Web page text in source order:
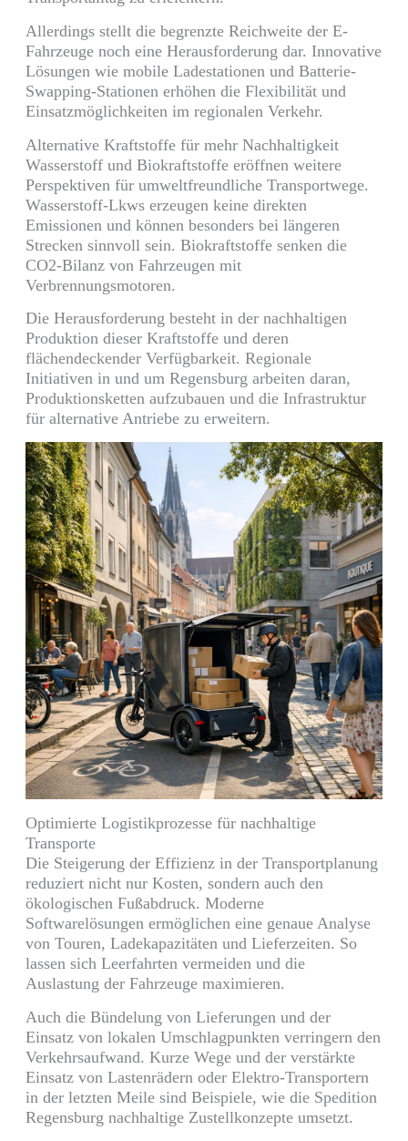
Allerdings stellt die begrenzte Reichweite der E-
Fahrzeuge noch eine Herausforderung dar. Innovative
Lösungen wie mobile Ladestationen und Batterie-
Swapping-Stationen erhöhen die Flexibilität und
Einsatzmöglichkeiten im regionalen Verkehr.
Alternative Kraftstoffe für mehr Nachhaltigkeit
Wasserstoff und Biokraftstoffe eröffnen weitere
Perspektiven für umweltfreundliche Transportwege.
Wasserstoff-Lkws erzeugen keine direkten
Emissionen und können besonders bei längeren
Strecken sinnvoll sein. Biokraftstoffe senken die
CO2-Bilanz von Fahrzeugen mit
Verbrennungsmotoren.
Die Herausforderung besteht in der nachhaltigen
Produktion dieser Kraftstoffe und deren
flächendeckender Verfügbarkeit. Regionale
Initiativen in und um Regensburg arbeiten daran,
Produktionsketten aufzubauen und die Infrastruktur
für alternative Antriebe zu erweitern.
Optimierte Logistikprozesse für nachhaltige
Transporte
Die Steigerung der Effizienz in der Transportplanung
reduziert nicht nur Kosten, sondern auch den
ökologischen Fußabdruck. Moderne
Softwarelösungen ermöglichen eine genaue Analyse
von Touren, Ladekapazitäten und Lieferzeiten. So
lassen sich Leerfahrten vermeiden und die
Auslastung der Fahrzeuge maximieren.
Auch die Bündelung von Lieferungen und der
Einsatz von lokalen Umschlagpunkten verringern den
Verkehrsaufwand. Kurze Wege und der verstärkte
Einsatz von Lastenrädern oder Elektro-Transportern
in der letzten Meile sind Beispiele, wie die Spedition
Regensburg nachhaltige Zustellkonzepte umsetzt.